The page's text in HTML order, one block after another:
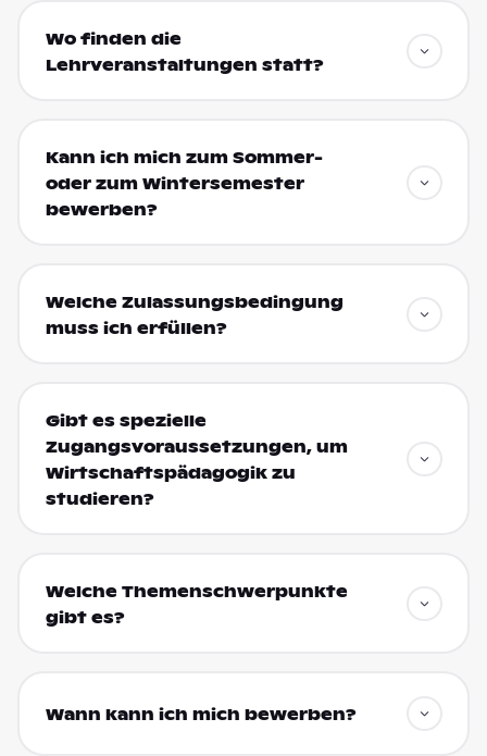
Wo finden die
Lehrveranstaltungen statt?
Kann ich mich zum Sommer-
oder zum Wintersemester
bewerben?
Welche Zulassungsbedingung
muss ich erfüllen?
Gibt es spezielle
Zugangsvoraussetzungen, um
Wirtschaftspädagogik zu
studieren?
Welche Themenschwerpunkte
gibt es?
Wann kann ich mich bewerben?